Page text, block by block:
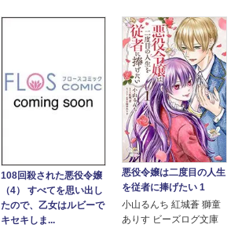
108回殺された悪役令嬢
（4） すべてを思い出し
たので、乙女はルビーで
キセキしま...
悪役令嬢は二度目の人生
を従者に捧げたい 1
小山るんち 紅城蒼 獅童
ありす ビーズログ文庫